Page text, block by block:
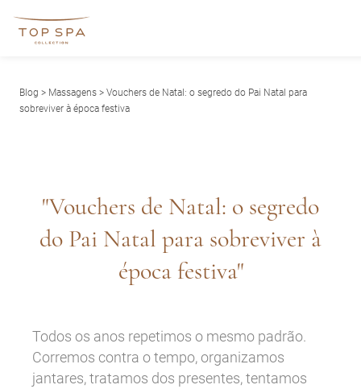
Blog > Massagens > Vouchers de Natal: o segredo do Pai Natal para
sobreviver à época festiva
"Vouchers de Natal: o segredo
do Pai Natal para sobreviver à
época festiva"
Todos os anos repetimos o mesmo padrão.
Corremos contra o tempo, organizamos
jantares, tratamos dos presentes, tentamos